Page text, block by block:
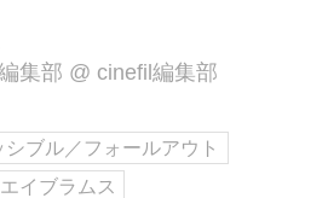
作！日本の夏に史上最大の”ミッ
ドショー！
集部 @ cinefil編集部
ブル／フォールアウト
イブラムス